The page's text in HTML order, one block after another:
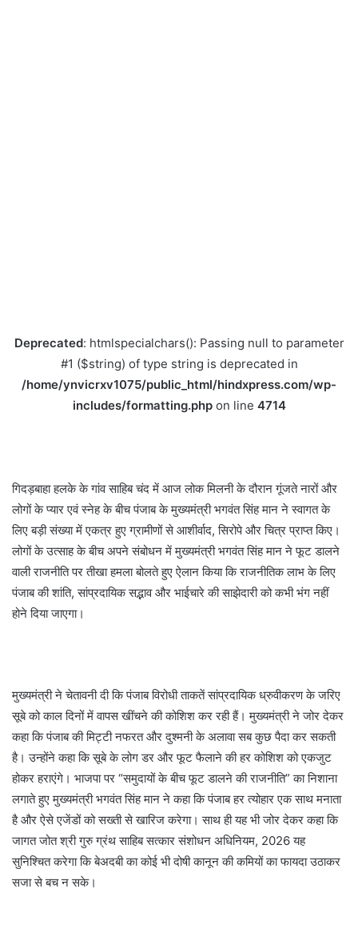
Deprecated: htmlspecialchars(): Passing null to parameter
#1 ($string) of type string is deprecated in
/home/ynvicrxv1075/public_html/hindxpress.com/wp-
includes/formatting.phpon line 4714
गिदड़बाहा हलके के गांव साहिब चंद में आज लोक मिलनी के दौरान गूंजते नारों और
लोगों के प्यार एवं स्नेह के बीच पंजाब के मुख्यमंत्री भगवंत सिंह मान ने स्वागत के
लिए बड़ी संख्या में एकत्र हुए ग्रामीणों से आशीर्वाद, सिरोपे और चित्र प्राप्त किए।
लोगों के उत्साह के बीच अपने संबोधन में मुख्यमंत्री भगवंत सिंह मान ने फूट डालने
वाली राजनीति पर तीखा हमला बोलते हुए ऐलान किया कि राजनीतिक लाभ के लिए
पंजाब की शांति, सांप्रदायिक सद्भाव और भाईचारे की साझेदारी को कभी भंग नहीं
होने दिया जाएगा।
मुख्यमंत्री ने चेतावनी दी कि पंजाब विरोधी ताकतें सांप्रदायिक ध्रुवीकरण के जरिए
सूबे को काल दिनों में वापस खींचने की कोशिश कर रही हैं। मुख्यमंत्री ने जोर देकर
कहा कि पंजाब की मिट्टी नफरत और दुश्मनी के अलावा सब कुछ पैदा कर सकती
है। उन्होंने कहा कि सूबे के लोग डर और फूट फैलाने की हर कोशिश को एकजुट
होकर हराएंगे। भाजपा पर “समुदायों के बीच फूट डालने की राजनीति” का निशाना
लगाते हुए मुख्यमंत्री भगवंत सिंह मान ने कहा कि पंजाब हर त्योहार एक साथ मनाता
है और ऐसे एजेंडों को सख्ती से खारिज करेगा। साथ ही यह भी जोर देकर कहा कि
जागत जोत श्री गुरु ग्रंथ साहिब सत्कार संशोधन अधिनियम, 2026 यह
सुनिश्चित करेगा कि बेअदबी का कोई भी दोषी कानून की कमियों का फायदा उठाकर
सजा से बच न सके।